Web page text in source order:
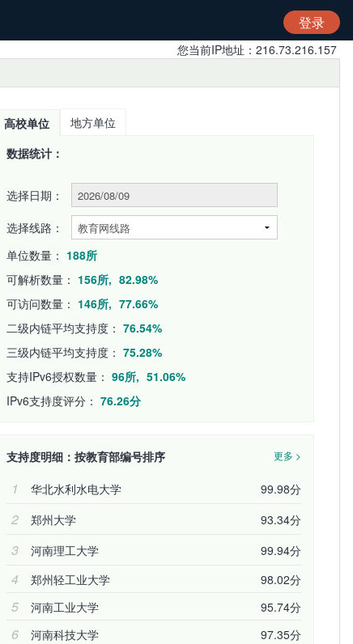
登录
您当前IP地址：216.73.216.157
高校单位
地方单位
数据统计：
选择日期：
选择线路：
单位数量： 188所
可解析数量： 156所, 82.98%
可访问数量： 146所, 77.66%
二级内链平均支持度： 76.54%
三级内链平均支持度： 75.28%
支持IPv6授权数量： 96所, 51.06%
IPv6支持度评分： 76.26分
支持度明细：按教育部编号排序 更多 >
1 华北水利水电大学 99.98分
2 郑州大学 93.34分
3 河南理工大学 99.94分
4 郑州轻工业大学 98.02分
5 河南工业大学 95.74分
6 河南科技大学 97.35分